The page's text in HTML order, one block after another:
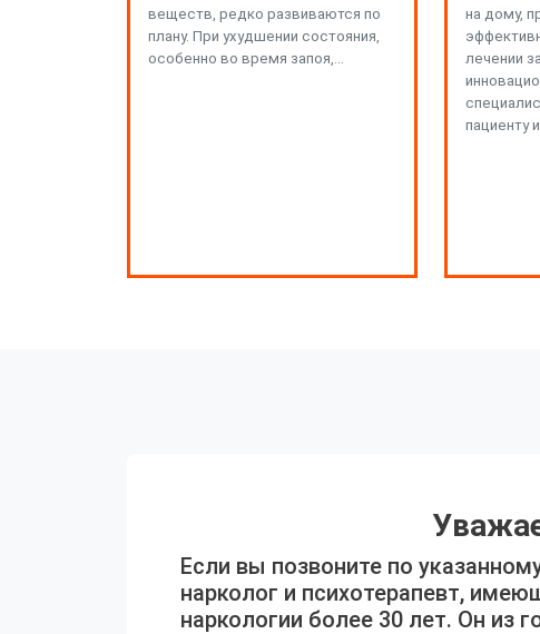
веществ, редко развиваются по
плану. При ухудшении состояния,
особенно во время запоя,…
на дому,
лечении
пациенту
Если вы позвоните по
нарколог и психотерапевт,
наркологии более 30 лет. Он из